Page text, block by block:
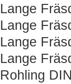
Lange
Lange
Lange
Lange
Rohling